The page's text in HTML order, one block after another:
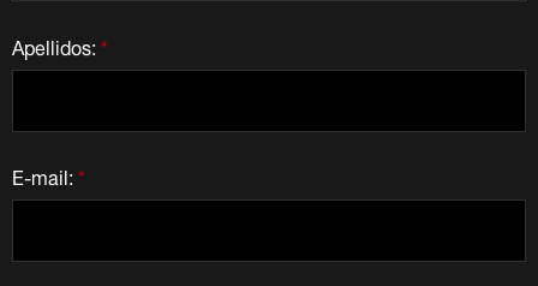
*
Apellidos:
*
E-mail: